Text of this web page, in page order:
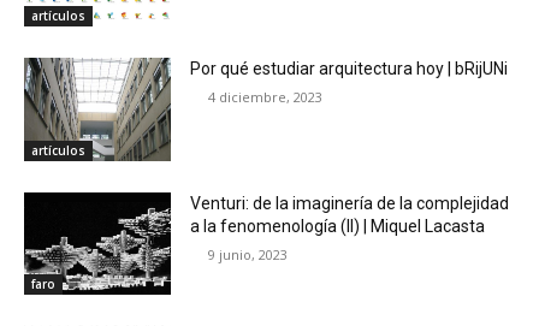
artículos
artículos
Por qué estudiar arquitectura hoy | bRijUNi
4 diciembre, 2023
faro
Venturi: de la imaginería de la complejidad
a la fenomenología (II) | Miquel Lacasta
9 junio, 2023